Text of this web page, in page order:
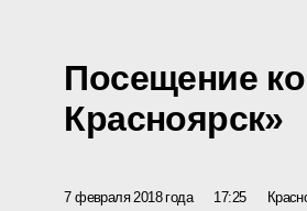
Посещение
Красноярск»
7 февраля 2018 года 17:25